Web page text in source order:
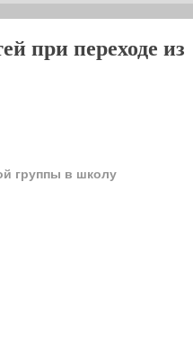
при переходе из
группы в школу